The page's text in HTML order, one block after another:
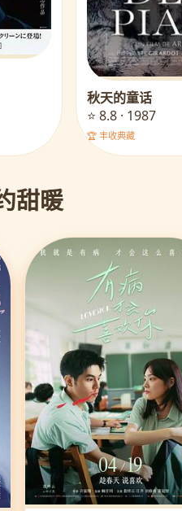
秋天的童话
⭐ 8.8 · 1987
🏆 丰收典藏
甜暖